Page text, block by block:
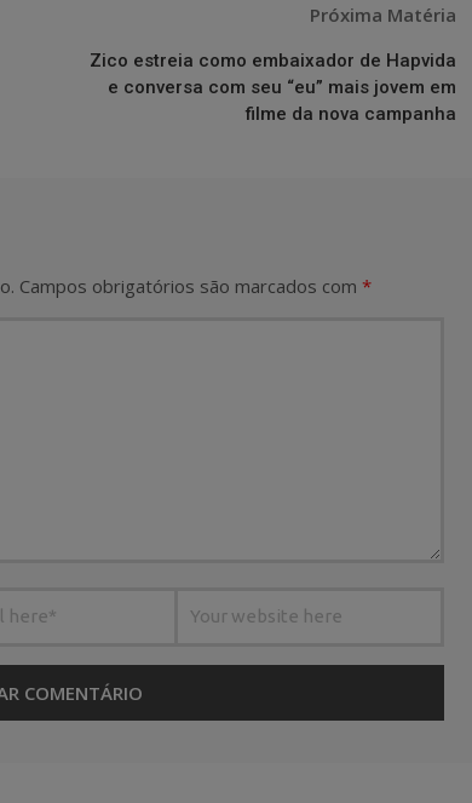
Próxima Matéria
Zico estreia como embaixador de Hapvida
e conversa com seu “eu” mais jovem em
filme da nova campanha
Campos obrigatórios são marcados com *